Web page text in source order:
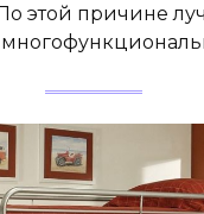
этой причине